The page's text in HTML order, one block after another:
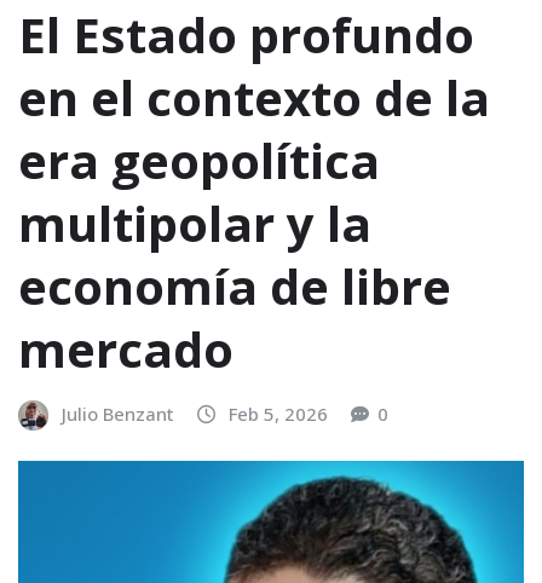
El Estado profundo
en el contexto de la
era geopolítica
multipolar y la
economía de libre
mercado
Julio Benzant Feb 5, 2026 0